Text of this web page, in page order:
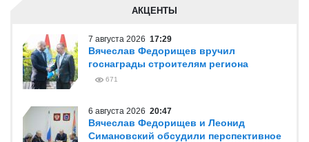
АКЦЕНТЫ
7 августа 2026 17:29
Вячеслав Федорищев вручил
госнаграды строителям региона
671
6 августа 2026 20:47
Вячеслав Федорищев и Леонид
Симановский обсудили перспективное